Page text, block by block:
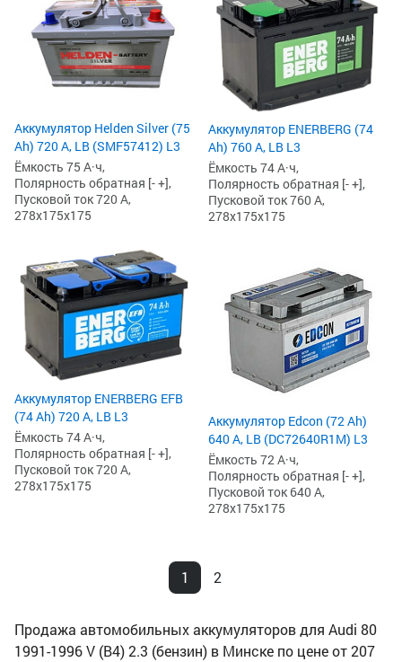
Аккумулятор Helden Silver (75
Ah) 720 А, LB (SMF57412) L3
Ёмкость 75 А·ч,
Полярность обратная [- +],
Пусковой ток 720 А,
278x175x175
Аккумулятор ENERBERG (74
Ah) 760 А, LB L3
Ёмкость 74 А·ч,
Полярность обратная [- +],
Пусковой ток 760 А,
278x175x175
Аккумулятор ENERBERG EFB
(74 Ah) 720 А, LB L3
Ёмкость 74 А·ч,
Полярность обратная [- +],
Пусковой ток 720 А,
278x175x175
Аккумулятор Edcon (72 Ah)
640 А, LB (DC72640R1M) L3
Ёмкость 72 А·ч,
Полярность обратная [- +],
Пусковой ток 640 А,
278x175x175
1 2
Продажа автомобильных аккумуляторов для Audi 80
1991-1996 V (B4) 2.3 (бензин) в Минске по цене от 207